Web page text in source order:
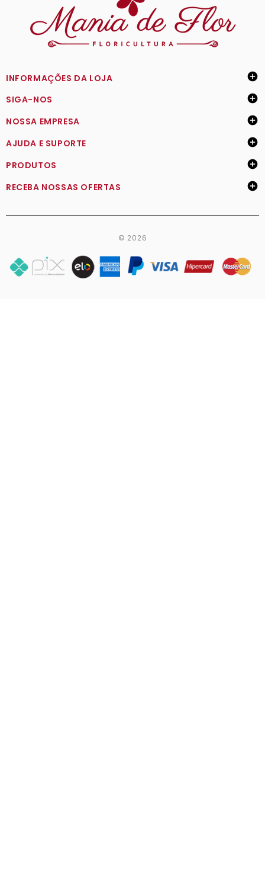
INFORMAÇÕES DA LOJA

SIGA-NOS

NOSSA EMPRESA

AJUDA E SUPORTE

PRODUTOS

RECEBA NOSSAS OFERTAS

© 2026